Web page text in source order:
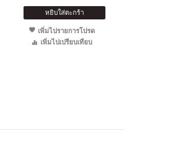
หยิบใส่ตะกร้า
เพิ่มไปรายการโปรด
เพิ่มไปเปรียบเทียบ